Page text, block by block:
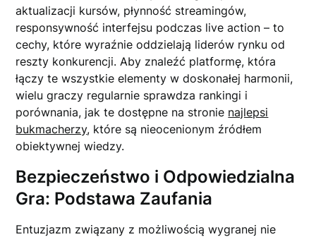
aktualizacji kursów, płynność streamingów,
responsywność interfejsu podczas live action – to
cechy, które wyraźnie oddzielają liderów rynku od
reszty konkurencji. Aby znaleźć platformę, która
łączy te wszystkie elementy w doskonałej harmonii,
wielu graczy regularnie sprawdza rankingi i
porównania, jak te dostępne na stronie najlepsi
bukmacherzy, które są nieocenionym źródłem
obiektywnej wiedzy.
Bezpieczeństwo i Odpowiedzialna
Gra: Podstawa Zaufania
Entuzjazm związany z możliwością wygranej nie